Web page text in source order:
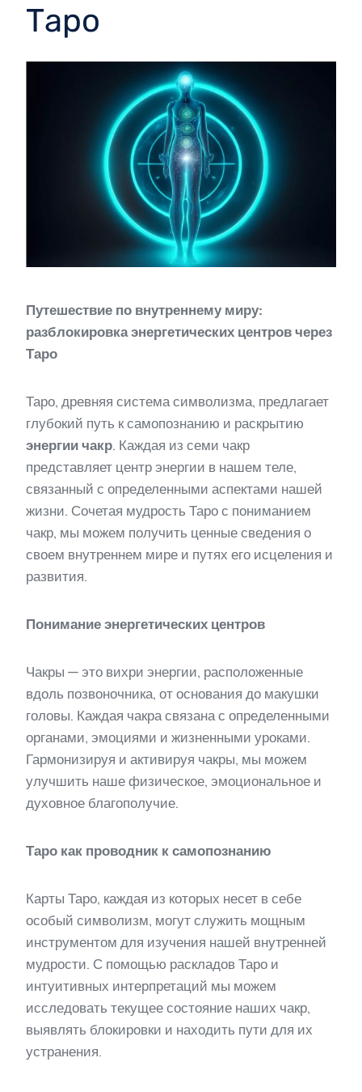
Таро
Путешествие по внутреннему миру:
разблокировка энергетических центров через
Таро
Таро, древняя система символизма, предлагает
глубокий путь к самопознанию и раскрытию
энергии чакр. Каждая из семи чакр
представляет центр энергии в нашем теле,
связанный с определенными аспектами нашей
жизни. Сочетая мудрость Таро с пониманием
чакр, мы можем получить ценные сведения о
своем внутреннем мире и путях его исцеления и
развития.
Понимание энергетических центров
Чакры — это вихри энергии, расположенные
вдоль позвоночника, от основания до макушки
головы. Каждая чакра связана с определенными
органами, эмоциями и жизненными уроками.
Гармонизируя и активируя чакры, мы можем
улучшить наше физическое, эмоциональное и
духовное благополучие.
Таро как проводник к самопознанию
Карты Таро, каждая из которых несет в себе
особый символизм, могут служить мощным
инструментом для изучения нашей внутренней
мудрости. С помощью раскладов Таро и
интуитивных интерпретаций мы можем
исследовать текущее состояние наших чакр,
выявлять блокировки и находить пути для их
устранения.